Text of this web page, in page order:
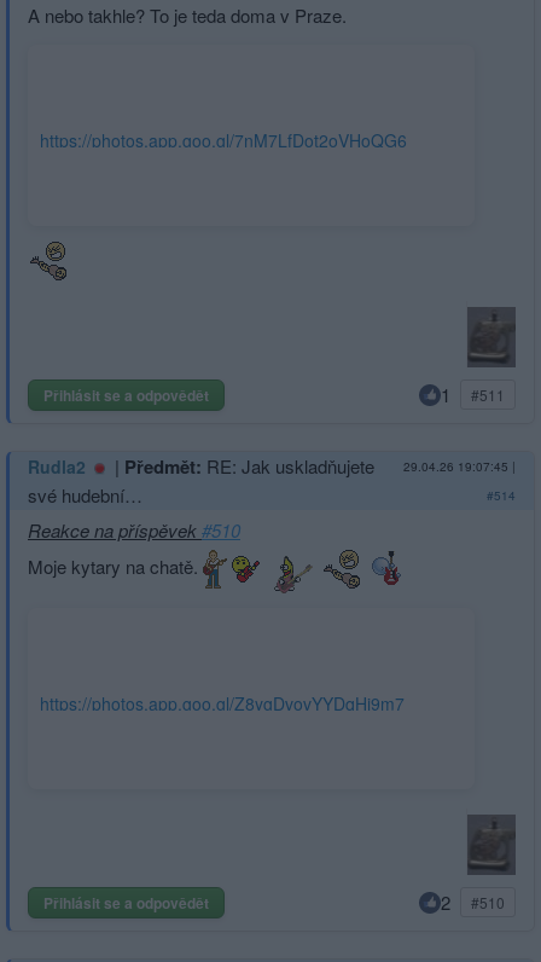
A nebo takhle? To je teda doma v Praze.
https://photos.app.goo.gl/7nM7LfDot2oVHoQG6
Přihlásit se a odpovědět 1 #511
Rudla2 | Předmět: RE: Jak uskladňujete
své hudební…
29.04.26 19:07:45 |
#514
Reakce na příspěvek#510
Moje kytary na chatě.
https://photos.app.goo.gl/Z8ygDvovYYDqHj9m7
Přihlásit se a odpovědět 2 #510